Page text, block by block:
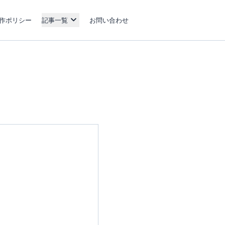
ポリシー 記事一覧 お問い合わせ